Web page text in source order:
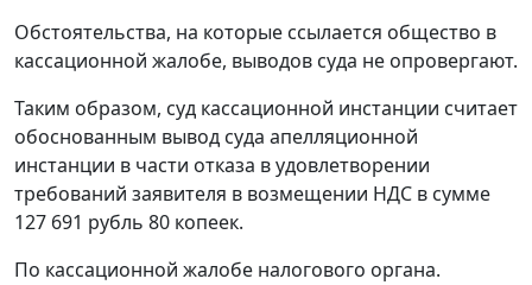
Обстоятельства, на которые ссылается общество в
кассационной жалобе, выводов суда не опровергают.
Таким образом, суд кассационной инстанции считает
обоснованным вывод суда апелляционной
инстанции в части отказа в удовлетворении
требований заявителя в возмещении НДС в сумме
127 691 рубль 80 копеек.
По кассационной жалобе налогового органа.